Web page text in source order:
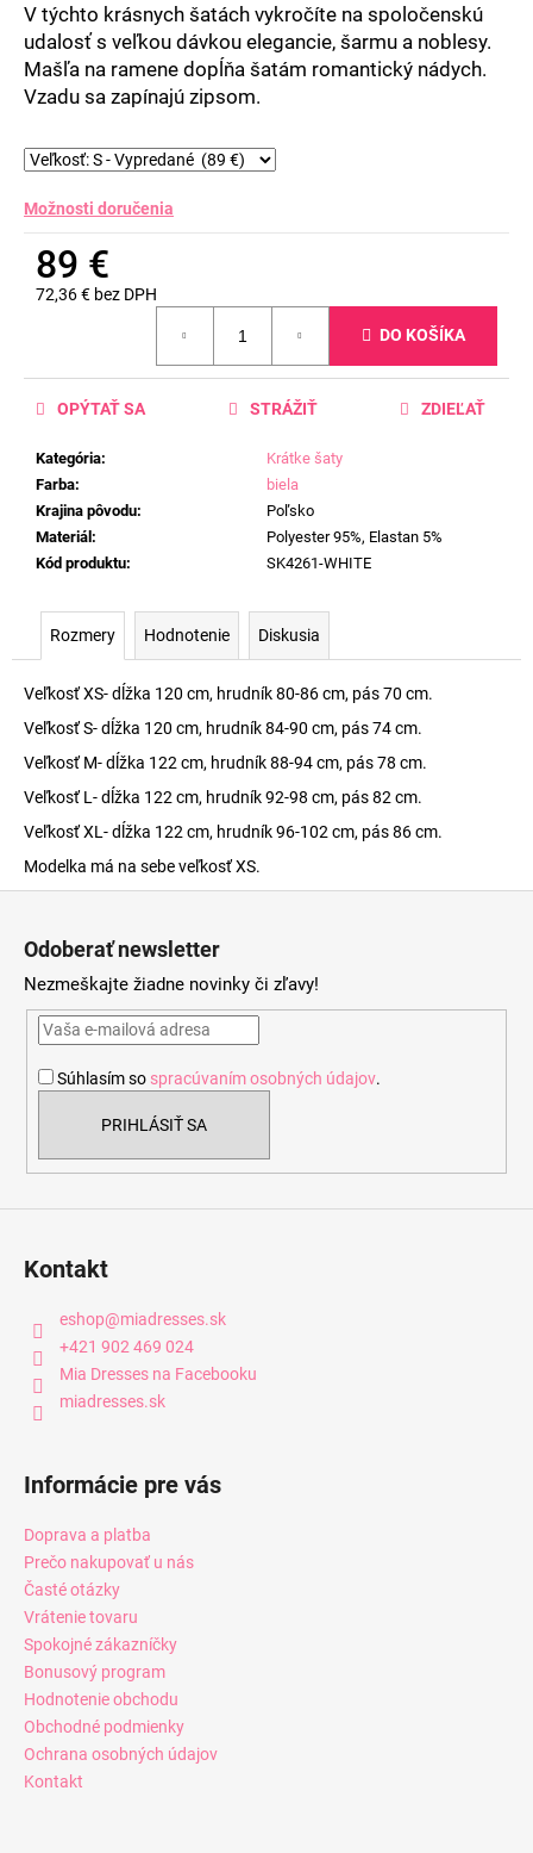
5
hviezdičiek.
V týchto krásnych šatách vykročíte na spoločenskú
udalosť s veľkou dávkou elegancie, šarmu a noblesy.
Mašľa na ramene dopĺňa šatám romantický nádych.
Vzadu sa zapínajú zipsom.
Možnosti doručenia
89 €
72,36 € bez DPH
DO KOŠÍKA
Kategória:
Krátke šaty
Farba:
biela
Krajina pôvodu:
Poľsko
Materiál:
Polyester 95%, Elastan 5%
Kód produktu: SK4261-WHITE
OPÝTAŤ SA STRÁŽIŤ ZDIEĽAŤ
Rozmery Hodnotenie Diskusia
Veľkosť XS- dĺžka 120 cm, hrudník 80-86 cm, pás 70 cm.
Veľkosť S- dĺžka 120 cm, hrudník 84-90 cm, pás 74 cm.
Veľkosť M- dĺžka 122 cm, hrudník 88-94 cm, pás 78 cm.
Veľkosť L- dĺžka 122 cm, hrudník 92-98 cm, pás 82 cm.
Veľkosť XL- dĺžka 122 cm, hrudník 96-102 cm, pás 86 cm.
Modelka má na sebe veľkosť XS.
Odoberať newsletter
Nezmeškajte žiadne novinky či zľavy!
Súhlasím so spracúvaním osobných údajov.
PRIHLÁSIŤ SA
Kontakt
eshop@miadresses.sk
+421 902 469 024
Mia Dresses na Facebooku
miadresses.sk
Informácie pre vás
Doprava a platba
Prečo nakupovať u nás
Časté otázky
Vrátenie tovaru
Spokojné zákazníčky
Bonusový program
Hodnotenie obchodu
Obchodné podmienky
Ochrana osobných údajov
Kontakt